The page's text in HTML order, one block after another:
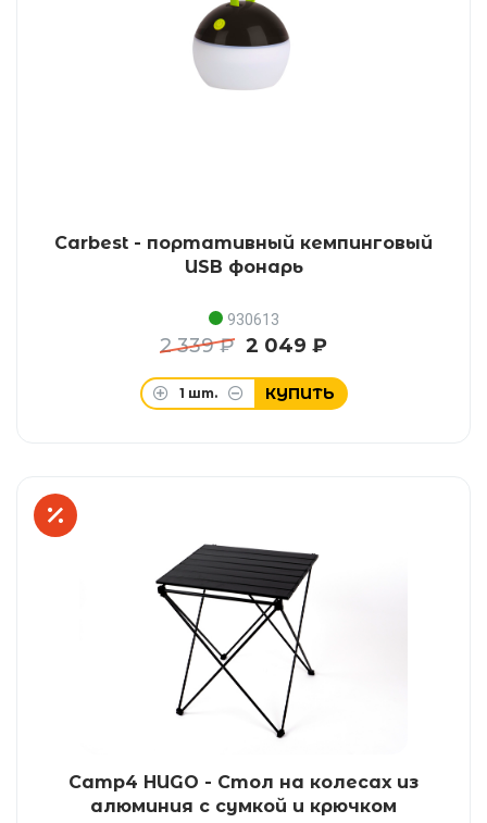
Carbest - портативный кемпинговый
USB фонарь
930613
2 339 ₽ 2 049 ₽
1 шт. КУПИТЬ
Camp4 HUGO - Стол на колесах из
алюминия с сумкой и крючком